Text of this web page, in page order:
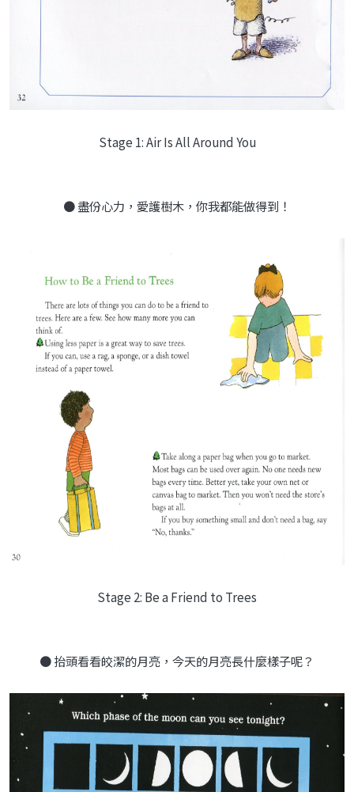
Stage 1: Air Is All Around You
● 盡份心力，愛護樹木，你我都能做得到！
Stage 2: Be a Friend to Trees
● 抬頭看看皎潔的月亮，今天的月亮長什麼樣子呢？